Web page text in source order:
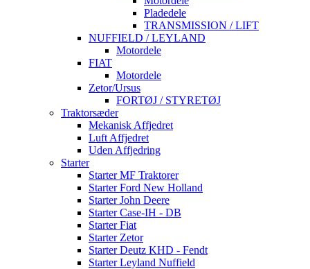
Pladedele
TRANSMISSION / LIFT
NUFFIELD / LEYLAND
Motordele
FIAT
Motordele
Zetor/Ursus
FORTØJ / STYRETØJ
Traktorsæder
Mekanisk Affjedret
Luft Affjedret
Uden Affjedring
Starter
Starter MF Traktorer
Starter Ford New Holland
Starter John Deere
Starter Case-IH - DB
Starter Fiat
Starter Zetor
Starter Deutz KHD - Fendt
Starter Leyland Nuffield